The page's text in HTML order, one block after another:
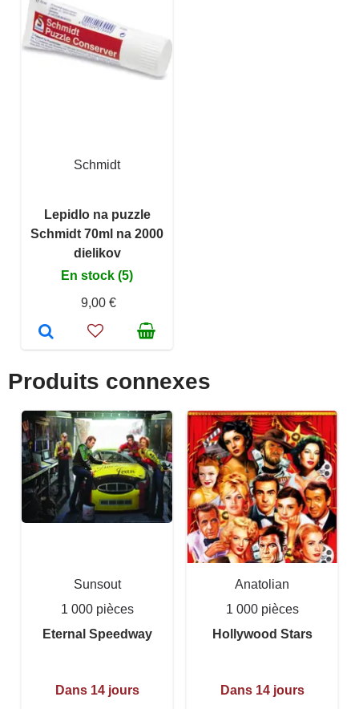
Schmidt
Lepidlo na puzzle
Schmidt 70ml na 2000
dielikov
En stock (5)
9,00 €
Produits connexes
Sunsout
1 000 pièces
Eternal Speedway
Dans 14 jours
Anatolian
1 000 pièces
Hollywood Stars
Dans 14 jours